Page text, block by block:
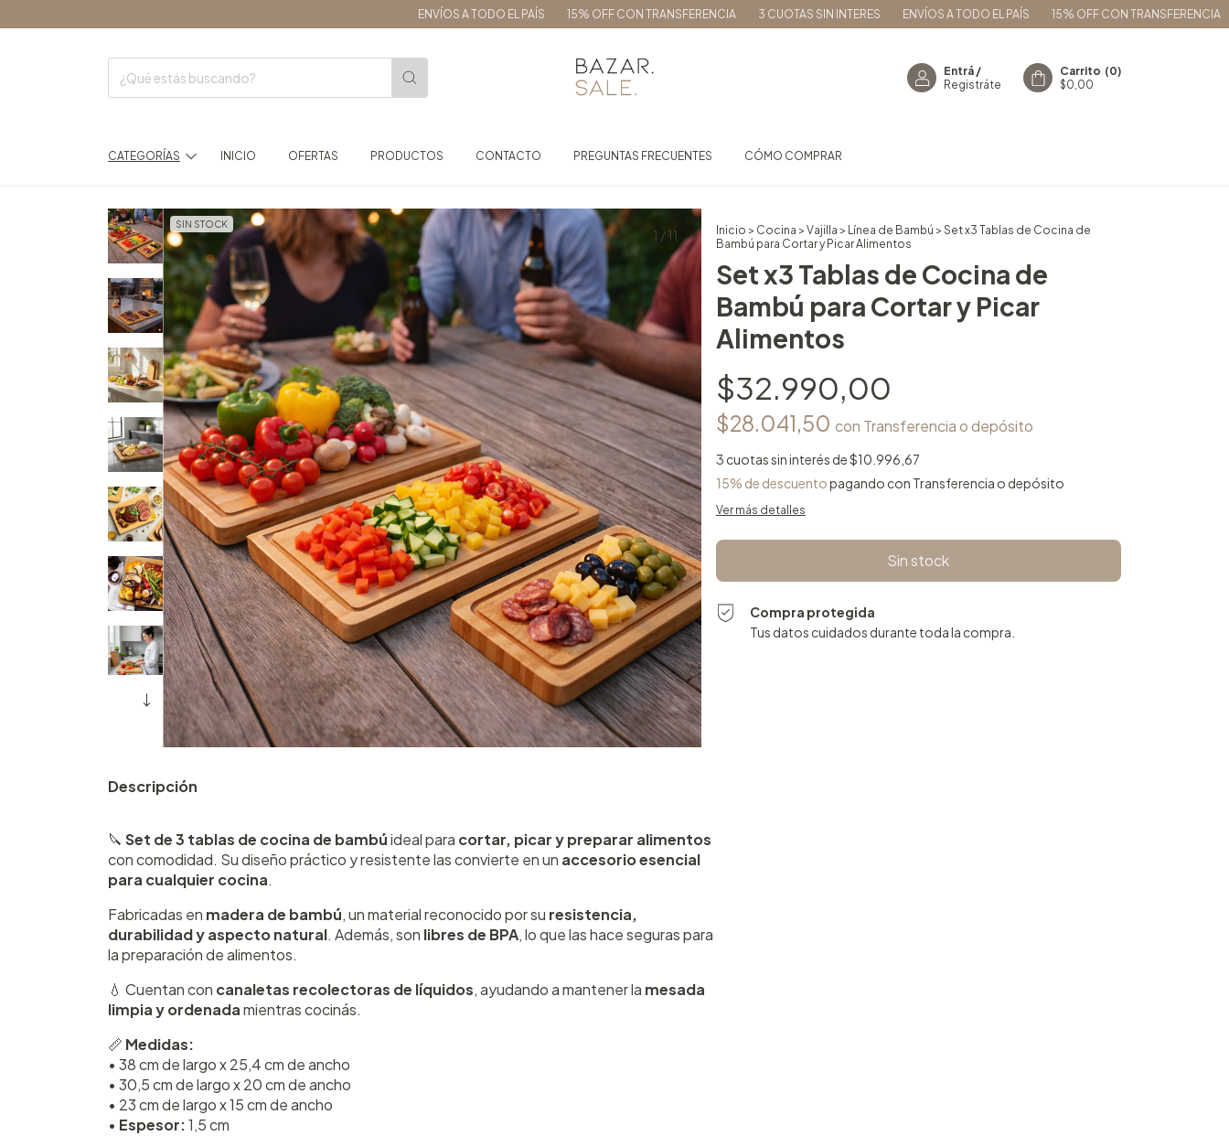
ENVÍOS A TODO EL PAÍS 15% OFF CON TRANSFERENCIA 3 CUOTAS SIN INTERES ENVÍOS A TODO EL PAÍS 15% OFF CON TRANSFERENCIA 3
Entrá /
Registráte
Carrito (0)
$0,00
CATEGORÍAS INICIO OFERTAS PRODUCTOS CONTACTO PREGUNTAS FRECUENTES CÓMO COMPRAR
SIN STOCK
1 /11 Inicio > Cocina > Vajilla > Línea de Bambú > Set x3 Tablas de Cocina de
Bambú para Cortar y Picar Alimentos
Set x3 Tablas de Cocina de
Bambú para Cortar y Picar
Alimentos
$32.990,00
$28.041,50 con Transferencia o depósito
3 cuotas sin interés de$10.996,67
15% de descuentopagando con Transferencia o depósito
Ver más detalles
Compra protegida
Tus datos cuidados durante toda la compra.
Descripción
🔪 Set de 3 tablas de cocina de bambúideal para cortar, picar y preparar alimentos
con comodidad. Su diseño práctico y resistente las convierte en un accesorio esencial
para cualquier cocina.
Fabricadas en madera de bambú, un material reconocido por su resistencia,
durabilidad y aspecto natural. Además, son libres de BPA, lo que las hace seguras para
la preparación de alimentos.
💧 Cuentan con canaletas recolectoras de líquidos, ayudando a mantener la mesada
limpia y ordenadamientras cocinás.
📏 Medidas:
• 38 cm de largo x 25,4 cm de ancho
• 30,5 cm de largo x 20 cm de ancho
• 23 cm de largo x 15 cm de ancho
• Espesor:1,5 cm